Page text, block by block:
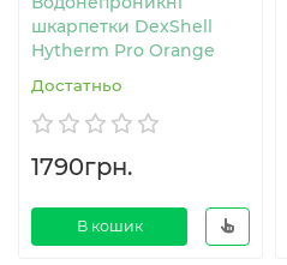
шкарпетки DexShell
Hytherm Pro Orange
Достатньо
1790грн.
В кошик